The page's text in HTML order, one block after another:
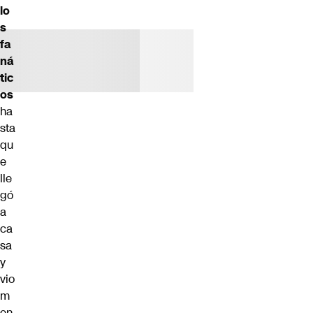
lo
s
fa
ná
tic
os
ha
sta
qu
e
lle
gó
a
ca
sa
y
vio
m